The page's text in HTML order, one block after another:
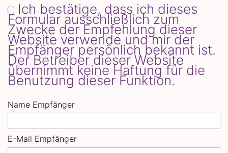
Ich bestätige, dass ich dieses
Formular ausschließlich zum
Zwecke der Empfehlung dieser
Website verwende und mir der
Empfänger persönlich bekannt ist.
Der Betreiber dieser Website
übernimmt keine Haftung für die
Benutzung dieser Funktion.
Name Empfänger
E-Mail Empfänger